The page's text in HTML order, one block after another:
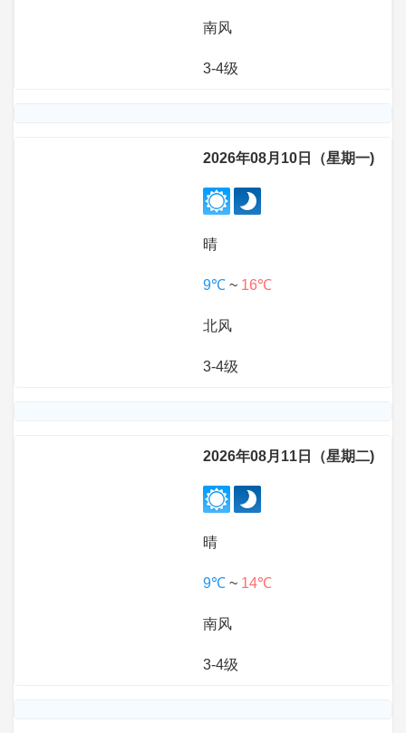
南风
3-4级
2026年08月10日（星期一)
晴
9℃ ~ 16℃
北风
3-4级
2026年08月11日（星期二)
晴
9℃ ~ 14℃
南风
3-4级